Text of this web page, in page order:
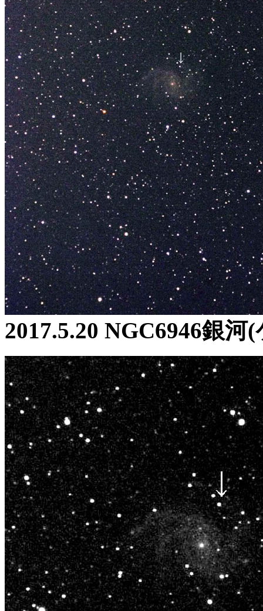
2017.5.20 NGC6946銀